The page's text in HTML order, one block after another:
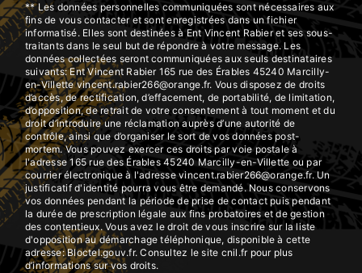
** Les données personnelles communiquées sont nécessaires aux
fins de vous contacter et sont enregistrées dans un fichier
informatisé. Elles sont destinées à Ent Vincent Rabier et ses sous-
traitants dans le seul but de répondre à votre message. Les
données collectées seront communiquées aux seuls destinataires
suivants: Ent Vincent Rabier 165 rue des Érables 45240 Marcilly-
en-Villette vincent.rabier266@orange.fr. Vous disposez de droits
d’accès, de rectification, d’effacement, de portabilité, de limitation,
d’opposition, de retrait de votre consentement à tout moment et du
droit d’introduire une réclamation auprès d’une autorité de
contrôle, ainsi que d’organiser le sort de vos données post-
mortem. Vous pouvez exercer ces droits par voie postale à
l'adresse 165 rue des Érables 45240 Marcilly-en-Villette ou par
courrier électronique à l'adresse vincent.rabier266@orange.fr. Un
justificatif d'identité pourra vous être demandé. Nous conservons
vos données pendant la période de prise de contact puis pendant
la durée de prescription légale aux fins probatoires et de gestion
des contentieux. Vous avez le droit de vous inscrire sur la liste
d'opposition au démarchage téléphonique, disponible à cette
adresse:Bloctel.gouv.fr. Consultez le site cnil.fr pour plus
d’informations sur vos droits.